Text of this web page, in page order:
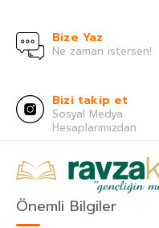
Bize Yaz
Ne zaman istersen!
Bizi takip et
Sosyal Medya
Hesaplarımızdan
Önemli Bilgiler